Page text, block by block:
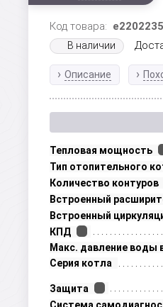
Код товара: e2202235
В наличии
Описание
Тепловая мощность
Тип отопительного
Количество контуров
Встроенный
Встроенный
КПД
Макс. давление воды
Серия котла
Защита